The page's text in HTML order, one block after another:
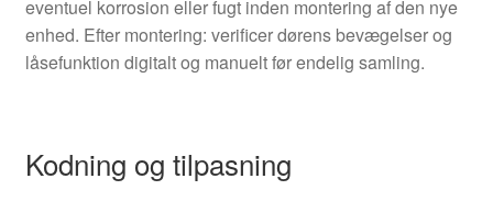
eventuel korrosion eller fugt inden montering af den nye
enhed. Efter montering: verificer dørens bevægelser og
låsefunktion digitalt og manuelt før endelig samling.
Kodning og tilpasning